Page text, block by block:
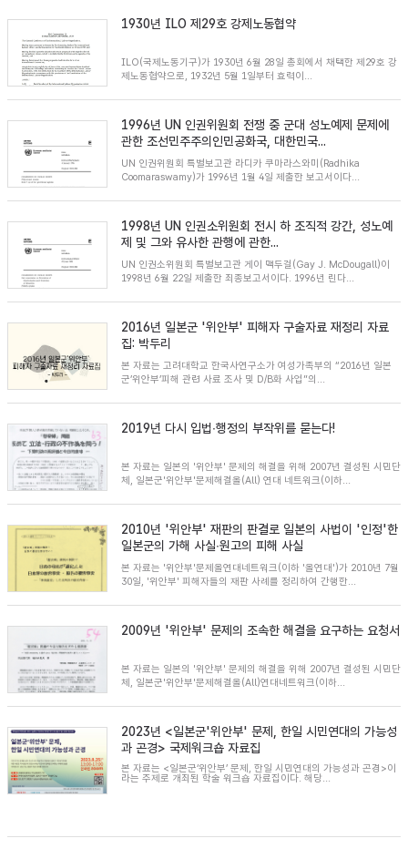
1930년 ILO 제29호 강제노동협약
ILO(국제노동기구)가 1930년 6월 28일 총회에서 채택한 제29호 강
제노동협약으로, 1932년 5월 1일부터 효력이...
1996년 UN 인권위원회 전쟁 중 군대 성노예제 문제에
관한 조선민주주의인민공화국, 대한민국...
UN 인권위원회 특별보고관 라디카 쿠마라스와미(Radhika
Coomaraswamy)가 1996년 1월 4일 제출한 보고서이다...
1998년 UN 인권소위원회 전시 하 조직적 강간, 성노예
제 및 그와 유사한 관행에 관한...
UN 인권소위원회 특별보고관 게이 맥두걸(Gay J. McDougall)이
1998년 6월 22일 제출한 최종보고서이다. 1996년 린다...
2016년 일본군 '위안부' 피해자 구술자료 재정리 자료
집: 박두리
본 자료는 고려대학교 한국사연구소가 여성가족부의 “2016년 일본
군’위안부’피해 관련 사료 조사 및 D/B화 사업”의...
2019년 다시 입법∙행정의 부작위를 묻는다!
본 자료는 일본의 '위안부' 문제의 해결을 위해 2007년 결성된 시민단
체, 일본군'위안부'문제해결올(All) 연대 네트워크(이하...
2010년 '위안부' 재판의 판결로 일본의 사법이 '인정'한
일본군의 가해 사실∙원고의 피해 사실
본 자료는 '위안부'문제올연대네트워크(이하 '올연대')가 2010년 7월
30일, '위안부' 피해자들의 재판 사례를 정리하여 간행한...
2009년 '위안부' 문제의 조속한 해결을 요구하는 요청서
본 자료는 일본의 '위안부' 문제의 해결을 위해 2007년 결성된 시민단
체, 일본군'위안부'문제해결올(All)연대네트워크(이하...
2023년 <일본군'위안부' 문제, 한일 시민연대의 가능성
과 곤경> 국제워크숍 자료집
본 자료는 <일본군‘위안부’ 문제, 한일 시민연대의 가능성과 곤경>이
라는 주제로 개최된 학술 워크숍 자료집이다. 해당...